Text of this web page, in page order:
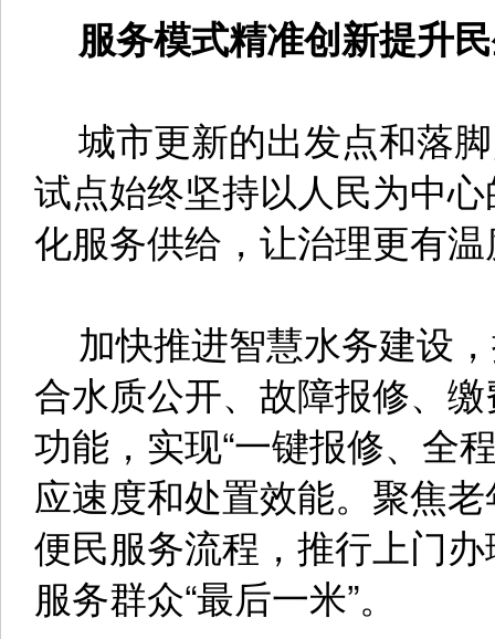
服务模式精准创新提升
城市更新的出发点和落
试点始终坚持以人民为中
化服务供给，让治理更有
加快推进智慧水务建设
合水质公开、故障报修、
功能，实现“一键报修、全
应速度和处置效能。聚焦
便民服务流程，推行上门
服务群众“最后一米”。